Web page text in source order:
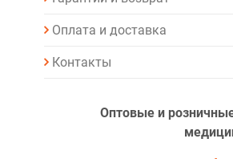
Оплата и доставка
Контакты
Оптовые и